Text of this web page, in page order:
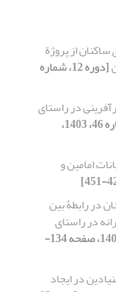
از پروژة
[دوره 12، شماره
در راستای
[دوره 12، شماره 46، 1403،
امامین و
در رابطۀ بین
در راستای
[دوره 12، شماره 45، 1403، صفحه 134-
در ایجاد